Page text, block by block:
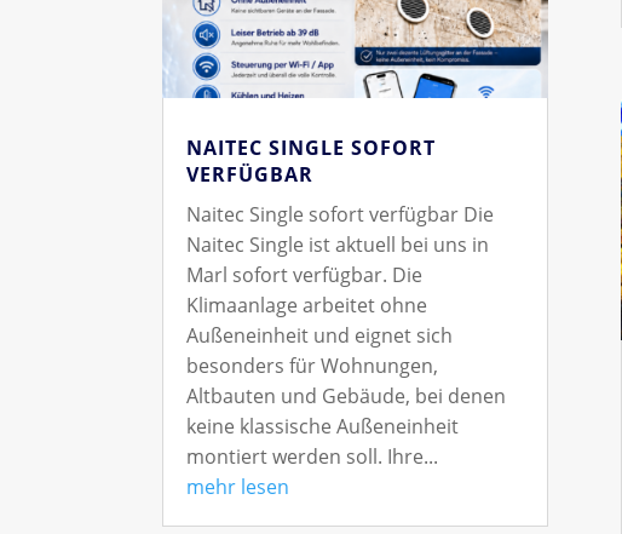
NAITEC SINGLE SOFORT
VERFÜGBAR
Naitec Single sofort verfügbar Die
Naitec Single ist aktuell bei uns in
Marl sofort verfügbar. Die
Klimaanlage arbeitet ohne
Außeneinheit und eignet sich
besonders für Wohnungen,
Altbauten und Gebäude, bei denen
keine klassische Außeneinheit
montiert werden soll. Ihre...
mehr lesen